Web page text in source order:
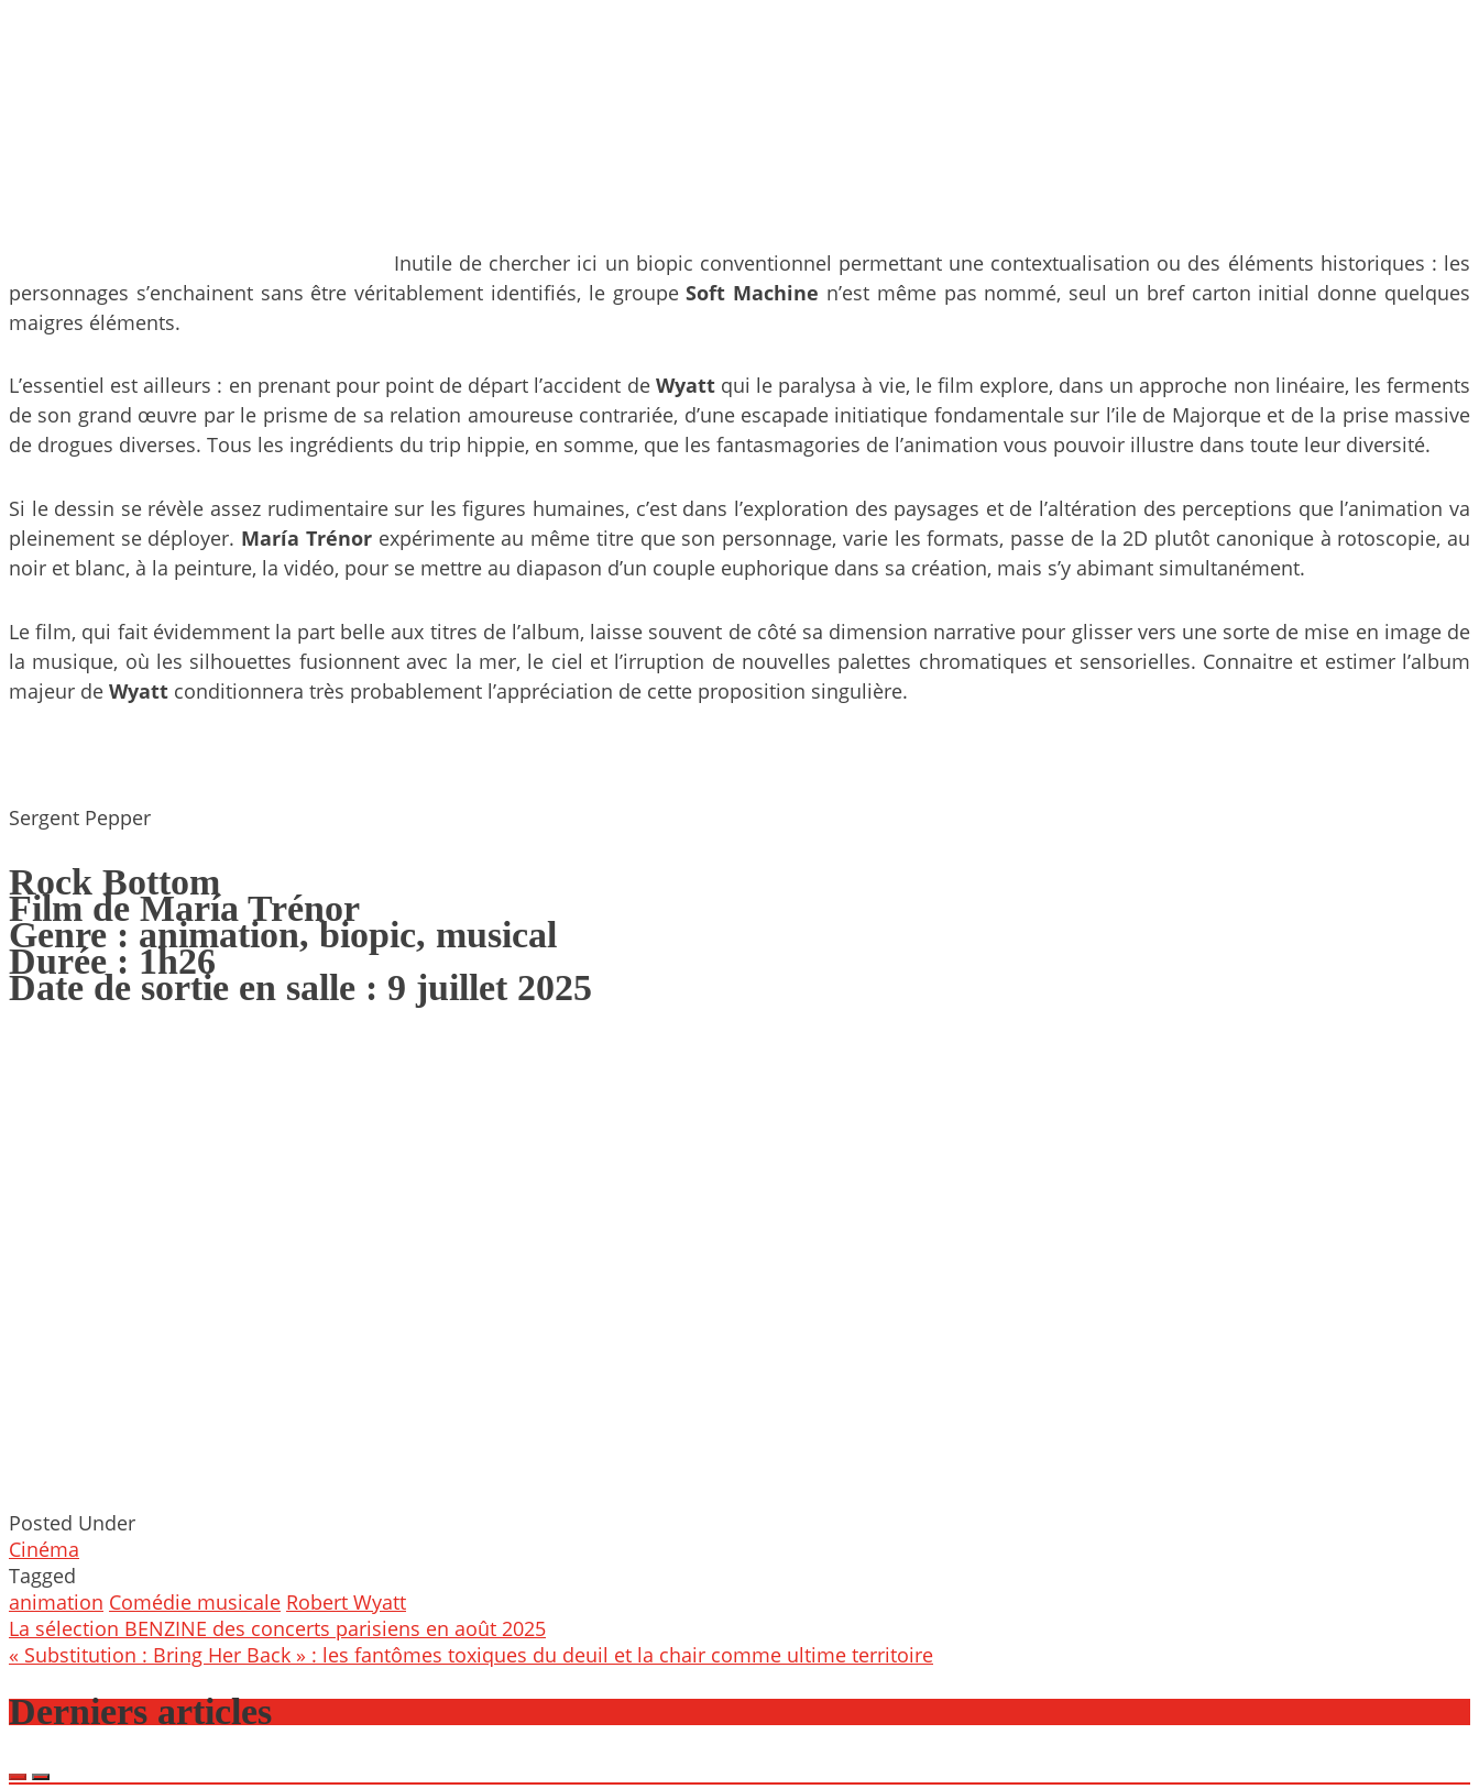
Inutile de chercher ici un biopic conventionnel permettant une contextualisation ou des éléments historiques : les
personnages s’enchainent sans être véritablement identifiés, le groupeSoft Machine n’est même pas nommé, seul un bref carton initial donne quelques
maigres éléments.
L’essentiel est ailleurs : en prenant pour point de départ l’accident de Wyatt qui le paralysa à vie, le film explore, dans un approche non linéaire, les ferments
de son grand œuvre par le prisme de sa relation amoureuse contrariée, d’une escapade initiatique fondamentale sur l’ile de Majorque et de la prise massive
de drogues diverses. Tous les ingrédients du trip hippie, en somme, que les fantasmagories de l’animation vous pouvoir illustre dans toute leur diversité.
Si le dessin se révèle assez rudimentaire sur les figures humaines, c’est dans l’exploration des paysages et de l’altération des perceptions que l’animation va
pleinement se déployer. María Trénorexpérimente au même titre que son personnage, varie les formats, passe de la 2D plutôt canonique à rotoscopie, au
noir et blanc, à la peinture, la vidéo, pour se mettre au diapason d’un couple euphorique dans sa création, mais s’y abimant simultanément.
Le film, qui fait évidemment la part belle aux titres de l’album, laisse souvent de côté sa dimension narrative pour glisser vers une sorte de mise en image de
la musique, où les silhouettes fusionnent avec la mer, le ciel et l’irruption de nouvelles palettes chromatiques et sensorielles. Connaitre et estimer l’album
majeur de Wyatt conditionnera très probablement l’appréciation de cette proposition singulière.
Sergent Pepper
Rock Bottom
Film de María Trénor
Genre : animation, biopic, musical
Durée : 1h26
Date de sortie en salle : 9 juillet 2025
Posted Under
Cinéma
Tagged
animation Comédie musicale Robert Wyatt
Post
navigation
La sélection BENZINE des concerts parisiens en août 2025
« Substitution : Bring Her Back » : les fantômes toxiques du deuil et la chair comme ultime territoire
Derniers articles